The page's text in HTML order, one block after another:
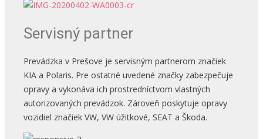
Servisný partner
Prevádzka v Prešove je servisným partnerom značiek
KIA a Polaris. Pre ostatné uvedené značky zabezpečuje
opravy a vykonáva ich prostredníctvom vlastných
autorizovaných prevádzok. Zároveň poskytuje opravy
vozidiel značiek VW, VW úžitkové, SEAT a Škoda.